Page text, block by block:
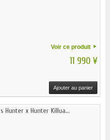
Voir ce produit
11 990 ¥
Ajouter au panier
Hunter x Hunter Killua...